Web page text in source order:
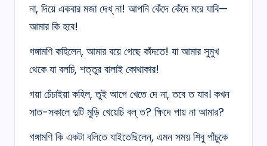
না, দিয়ে একবার মজা দেখ্‌ না! আপনি কেঁদে কেঁদে মরে যাবি—
আমার কি হবে!
গঙ্গামণি কহিলেন, আমার বয়ে গেছে কাঁদতে! যা আমার সুমুখ
থেকে যা বলচি, শত্তুর বালাই কোথাকার!
গয়া চেঁচাইয়া কহিল, তুই আগে খেতে দে না, তবে ত যাব। কখন
সাত-সকালে দুটি মুড়ি খেয়েচি বল্‌ ত? ক্ষিদে পায় না আমার?
গঙ্গামণি কি একটা বলিতে যাইতেছিলেন, এমন সময় শিবু পাঁচুকে